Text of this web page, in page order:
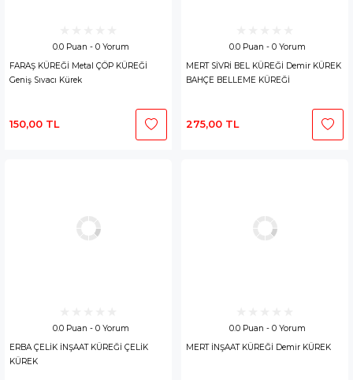
0.0 Puan - 0 Yorum
FARAŞ KÜREĞİ Metal ÇÖP KÜREĞİ
Geniş Sıvacı Kürek
150,00 TL
0.0 Puan - 0 Yorum
MERT SİVRİ BEL KÜREĞİ Demir KÜREK
BAHÇE BELLEME KÜREĞİ
275,00 TL
0.0 Puan - 0 Yorum
ERBA ÇELİK İNŞAAT KÜREĞİ ÇELİK
KÜREK
0.0 Puan - 0 Yorum
MERT İNŞAAT KÜREĞİ Demir KÜREK